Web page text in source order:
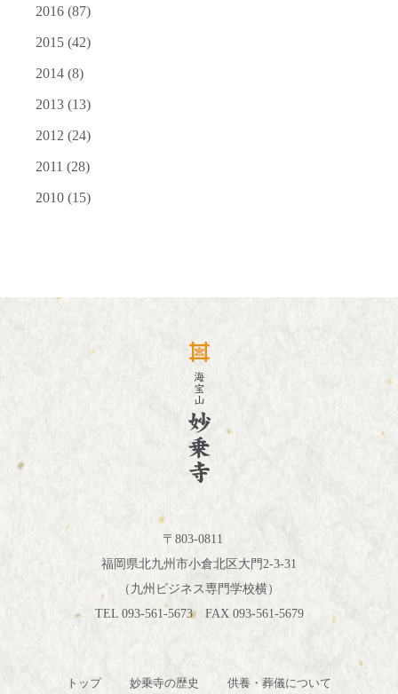
2016 (87)
2015 (42)
2014 (8)
2013 (13)
2012 (24)
2011 (28)
2010 (15)
〒803-0811
福岡県北九州市小倉北区大門2-3-31
（九州ビジネス専門学校横）
TEL 093-561-5673 FAX 093-561-5679
トップ 妙乗寺の歴史 供養・葬儀について